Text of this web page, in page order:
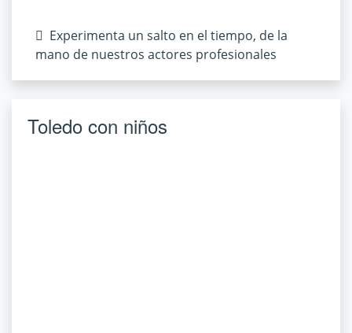
Experimenta un salto en el tiempo, de la
mano de nuestros actores profesionales
Toledo con niños